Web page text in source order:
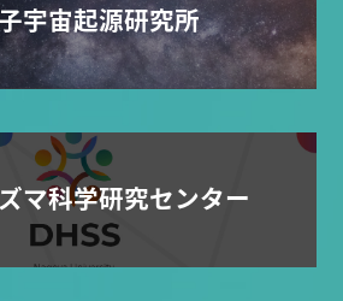
宇宙起源研究所
マ科学研究センター